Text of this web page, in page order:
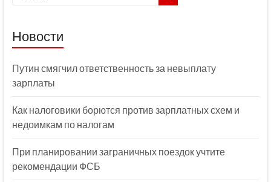
Новости
Путин смягчил ответственность за невыплату
зарплаты
Как налоговики борются против зарплатных схем и
недоимкам по налогам
При планировании заграничных поездок учтите
рекомендации ФСБ